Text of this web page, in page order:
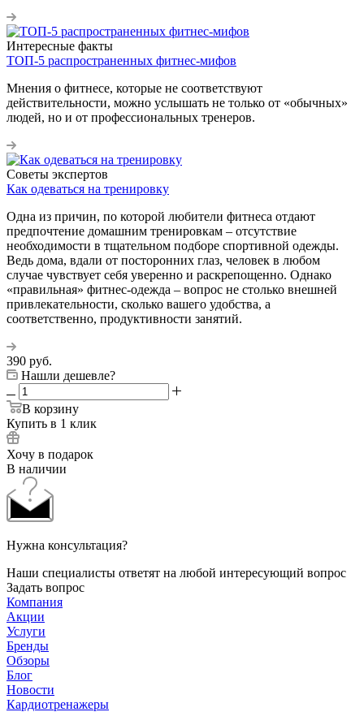
Интересные факты
ТОП-5 распространенных фитнес-мифов
Мнения о фитнесе, которые не соответствуют
действительности, можно услышать не только от «обычных»
людей, но и от профессиональных тренеров.
Советы экспертов
Как одеваться на тренировку
Одна из причин, по которой любители фитнеса отдают
предпочтение домашним тренировкам – отсутствие
необходимости в тщательном подборе спортивной одежды.
Ведь дома, вдали от посторонних глаз, человек в любом
случае чувствует себя уверенно и раскрепощенно. Однако
«правильная» фитнес-одежда – вопрос не столько внешней
привлекательности, сколько вашего удобства, а
соответственно, продуктивности занятий.
390 руб.
Нашли дешевле?
В корзину
Купить в 1 клик
Хочу в подарок
В наличии
Нужна консультация?
Наши специалисты ответят на любой интересующий вопрос
Задать вопрос
Компания
Акции
Услуги
Бренды
Обзоры
Блог
Новости
Кардиотренажеры